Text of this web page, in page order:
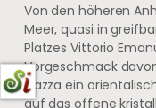
Von den höheren
Meer, quasi in
Platzes Vittorio
Vorgeschmack
Piazza ein
auf das offene